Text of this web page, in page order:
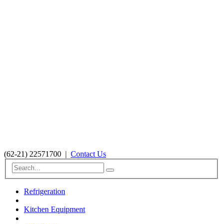
(62-21) 22571700 | Contact Us
Refrigeration
Kitchen Equipment